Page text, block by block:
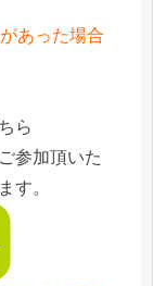
あった場合
ら
参加頂いた
す。